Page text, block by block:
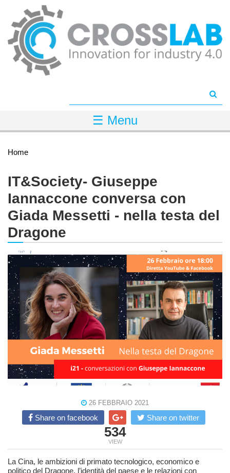
Salta al contenuto principale
☰ Menu
Tu sei qui
Home
IT&Society- Giuseppe
Iannaccone conversa con
Giada Messetti - nella testa del
Dragone
26 FEBBRAIO 2021
Share on facebook Share on twitter
534
VIEW
La Cina, le ambizioni di primato tecnologico, economico e
politico del Dragone, l’identità del paese e le relazioni con